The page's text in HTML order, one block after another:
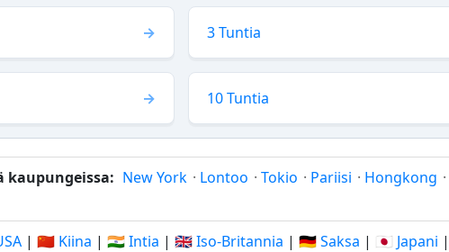
3 Tuntia
10 Tuntia
kaupungeissa: New York · Lontoo · Tokio · Pariisi · Hongkong ·
| 🇨🇳 Kiina | 🇮🇳 Intia | 🇬🇧 Iso-Britannia | 🇩🇪 Saksa | 🇯🇵 Japani |